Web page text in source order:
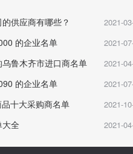
供应商有哪些？ 2021-
的企业名单 2021-
鲁木齐市进口商名单 2021-
的企业名单 2021-
十大采购商名单 2021-
全 2021-